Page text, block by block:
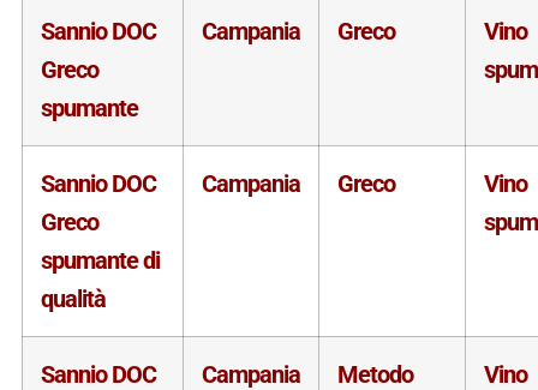
Sannio DOC
Greco
spumante
Campania Greco
Vino
Sannio DOC
Greco
spumante di
qualità
Campania Greco
Vino
Sannio DOC
Campania
Metodo
Vino